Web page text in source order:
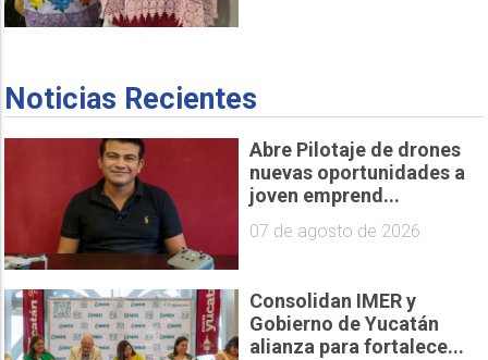
Noticias Recientes
Abre Pilotaje de drones
nuevas oportunidades a
joven emprend...
07 de agosto de 2026
Consolidan IMER y
Gobierno de Yucatán
alianza para fortalece...